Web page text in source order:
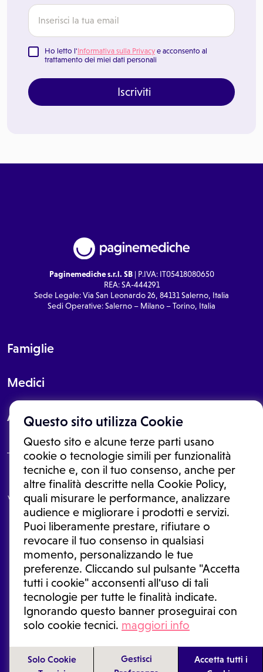
Questo sito utilizza Cookie
Questo sito e alcune terze parti usano
cookie o tecnologie simili per funzionalità
tecniche e, con il tuo consenso, anche per
altre finalità descritte nella Cookie Policy,
quali misurare le performance, analizzare
audience e migliorare i prodotti e servizi.
Puoi liberamente prestare, rifiutare o
revocare il tuo consenso in qualsiasi
momento, personalizzando le tue
preferenze. Cliccando sul pulsante "Accetta
tutti i cookie" acconsenti all'uso di tali
tecnologie per tutte le finalità indicate.
Ignorando questo banner proseguirai con
solo cookie tecnici. maggiori info
Solo Cookie
Gestisci
Accetta tutti i
Ho letto l'Informativa sulla Privacy e acconsento al
trattamento dei miei dati personali
Iscriviti
Paginemediche s.r.l. SB| P.IVA: IT05418080650
REA: SA-444291
Sede Legale: Via San Leonardo 26, 84131 Salerno, Italia
Sedi Operative: Salerno – Milano – Torino, Italia
Famiglie
Medici
About
Le informazioni proposte in questo sito non sono un consulto medico.
In nessun caso, queste informazioni sostituiscono un consulto, una
visita o una diagnosi formulata dal medico. Non si devono considerare
le informazioni disponibili come suggerimenti per la formulazione di
una diagnosi, la determinazione di un trattamento o l'assunzione o
sospensione di un farmaco senza prima consultare un medico di
medicina generale o uno specialista.
Condizioni di utilizzo|Privacy Policy |Gestione cookie
Ⓒ 2026 | Tutti i diritti riservati.